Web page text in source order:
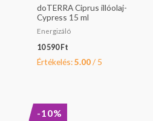
doTERRA Ciprus illóolaj-
Cypress 15 ml
Energizáló
10 590 Ft
Értékelés:5.00/ 5
-10%